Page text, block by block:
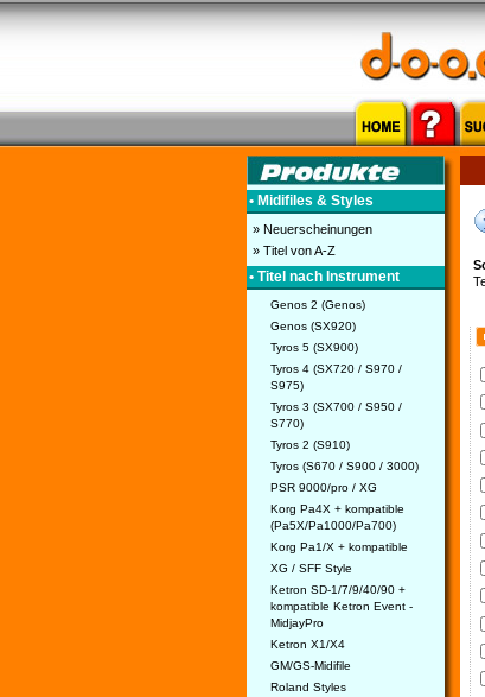
• Midifiles & Styles
» Neuerscheinungen
» Titel von A-Z
• Titel nach Instrument
Genos 2 (Genos)
Genos (SX920)
Tyros 5 (SX900)
Tyros 4 (SX720 / S970 /
S975)
Tyros 3 (SX700 / S950 /
S770)
Tyros 2 (S910)
Tyros (S670 / S900 / 3000)
PSR 9000/pro / XG
Korg Pa4X + kompatible
(Pa5X/Pa1000/Pa700)
Korg Pa1/X + kompatible
XG / SFF Style
Ketron SD-1/7/9/40/90 +
kompatible Ketron Event -
MidjayPro
Ketron X1/X4
GM/GS-Midifile
Roland Styles